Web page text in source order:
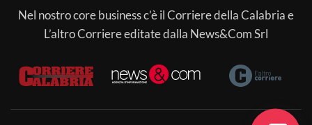
Nel nostro core business c’è il Corriere della Calabria e
L’altro Corriere editate dalla News&Com Srl